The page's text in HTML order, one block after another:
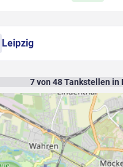
Leipzig
7von 48Tankstellen in